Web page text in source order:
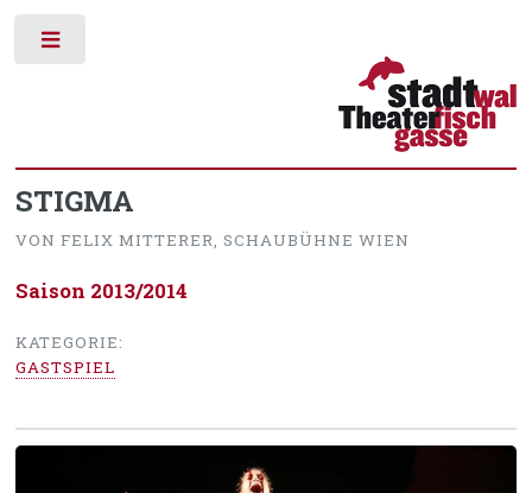
STIGMA
VON FELIX MITTERER, SCHAUBÜHNE WIEN
Saison 2013/2014
KATEGORIE:
GASTSPIEL